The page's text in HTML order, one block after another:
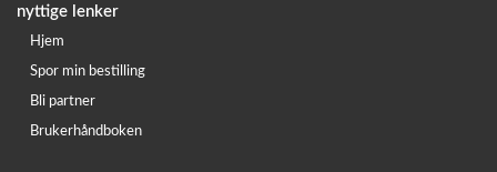
nyttige lenker
Hjem
Spor min bestilling
Bli partner
Brukerhåndboken